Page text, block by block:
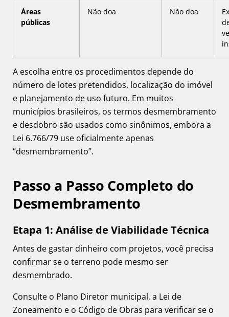
Áreas
públicas
Não doa Não doa
A escolha entre os procedimentos depende do
número de lotes pretendidos, localização do imóvel
e planejamento de uso futuro. Em muitos
municípios brasileiros, os termos desmembramento
e desdobro são usados como sinônimos, embora a
Lei 6.766/79 use oficialmente apenas
“desmembramento”.
Passo a Passo Completo do
Desmembramento
Etapa 1: Análise de Viabilidade Técnica
Antes de gastar dinheiro com projetos, você precisa
confirmar se o terreno pode mesmo ser
desmembrado.
Consulte o Plano Diretor municipal, a Lei de
Zoneamento e o Código de Obras para verificar se o